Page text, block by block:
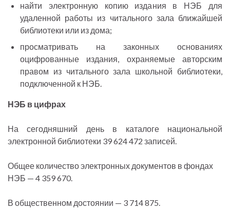
найти электронную копию издания в НЭБ для
удаленной работы из читального зала ближайшей
библиотеки или из дома;
просматривать на законных основаниях
оцифрованные издания, охраняемые авторским
правом из читального зала школьной библиотеки,
подключенной к НЭБ.
НЭБ в цифрах
На сегодняшний день в каталоге национальной
электронной библиотеки 39 624 472 записей.
Общее количество электронных документов в фондах
НЭБ — 4 359 670.
В общественном достоянии — 3 714 875.